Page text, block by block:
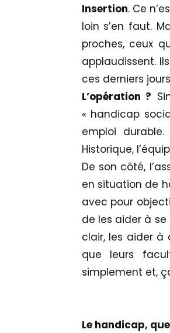
Insertion. Ce
loin s’en faut.
proches, ceux
applaudissent.
ces derniers
L’opération ?
« handicap
emploi
Historique,
De son côté,
en situation de
avec pour
de les aider à se
clair, les aider à
que leurs
simplement et,
Le handicap,